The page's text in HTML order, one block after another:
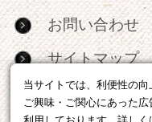
当サイトでは、利便性の
ご興味・ご関心にあった
お問い合わせ
サイトマップ
RSS